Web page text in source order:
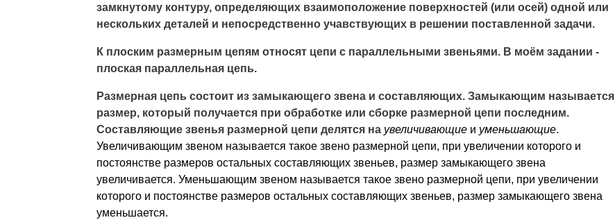
замкнутому контуру, определяющих взаимоположение поверхностей (или осей) одной или
нескольких деталей и непосредственно учавствующих в решении поставленной задачи.
К плоским размерным цепям относят цепи с параллельными звеньями. В моём задании -
плоская параллельная цепь.
Размерная цепь состоит из замыкающего звена и составляющих. Замыкающим называется
размер, который получается при обработке или сборке размерной цепи последним.
Составляющие звенья размерной цепи делятся на увеличивающие и уменьшающие.
Увеличивающим звеном называется такое звено размерной цепи, при увеличении которого и
постоянстве размеров остальных составляющих звеньев, размер замыкающего звена
увеличивается. Уменьшающим звеном называется такое звено размерной цепи, при увеличении
которого и постоянстве размеров остальных составляющих звеньев, размер замыкающего звена
уменьшается.